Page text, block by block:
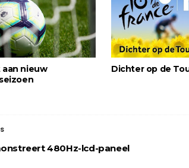
aan nieuw
Dichter op de
480Hz-lcd-paneel